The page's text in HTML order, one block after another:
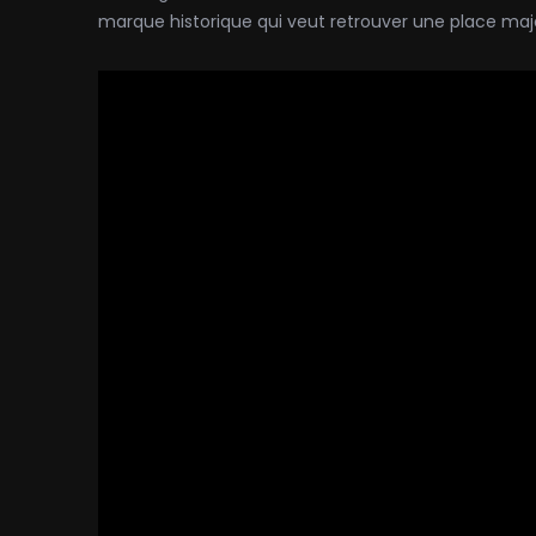
marque historique qui veut retrouver une place